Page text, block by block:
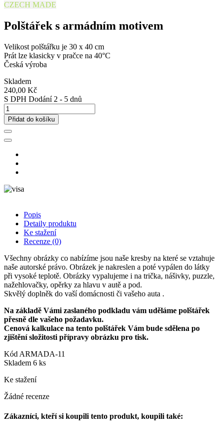
CZECH MADE
Polštářek s armádním motivem
Velikost polštářku je 30 x 40 cm
Prát lze klasicky v pračce na 40°C
Česká výroba
Skladem
240,00 Kč
S DPH Dodání 2 - 5 dnů
Přidat do košíku
Popis
Detaily produktu
Ke stažení
Recenze (0)
Všechny obrázky co nabízíme jsou naše kresby na které se vztahuje
naše autorské právo. Obrázek je nakreslen a poté vypálen do látky
při vysoké teplotě. Obrázky vypalujeme i na trička, nášivky, puzzle,
nažehlovačky, opěrky za hlavu v autě a pod.
Skvělý doplněk do vaší domácnosti či vašeho auta .
Na základě Vámi zaslaného podkladu vám uděláme polštářek
přesně dle vašeho požadavku.
Cenová kalkulace na tento polštářek Vám bude sdělena po
zjištění složitosti přípravy obrázku pro tisk.
Kód ARMADA-11
Skladem 6 ks
Ke stažení
Žádné recenze
Zákazníci, kteří si koupili tento produkt, koupili také: